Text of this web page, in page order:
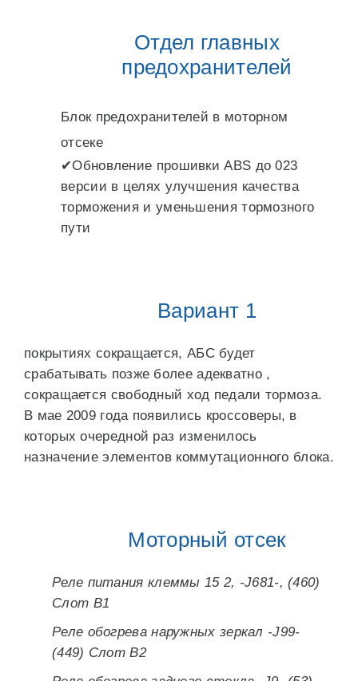
Отдел главных
предохранителей
Блок предохранителей в моторном
отсеке
✔Обновление прошивки ABS до 023
версии в целях улучшения качества
торможения и уменьшения тормозного
пути
Вариант 1
покрытиях сокращается, АБС будет
срабатывать позже более адекватно ,
сокращается свободный ход педали тормоза.
В мае 2009 года появились кроссоверы, в
которых очередной раз изменилось
назначение элементов коммутационного блока.
Моторный отсек
Реле питания клеммы 15 2, -J681-, (460)
Слот B1
Реле обогрева наружных зеркал -J99-
(449) Слот B2